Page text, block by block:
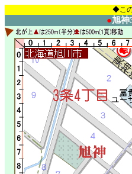
◆こ
●旭神